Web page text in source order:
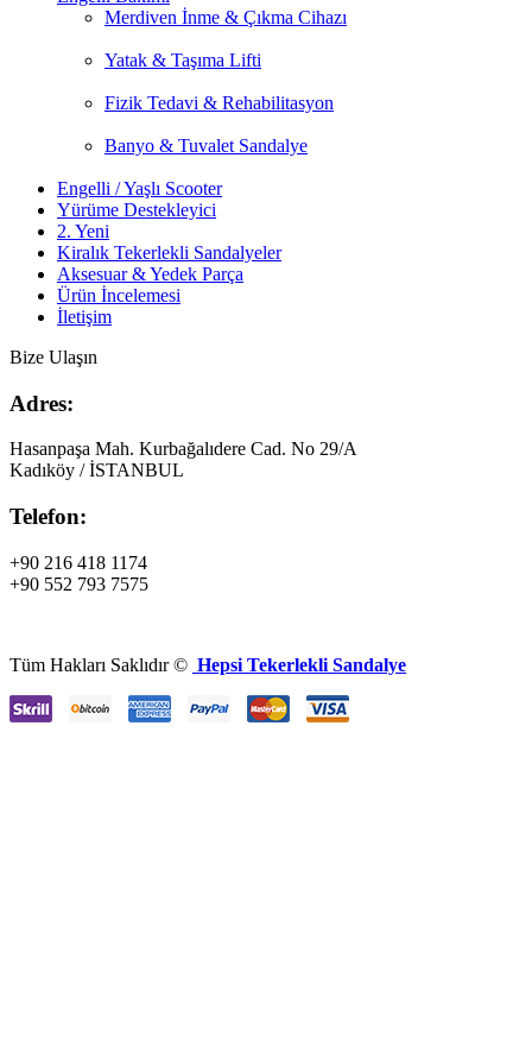
Merdiven İnme & Çıkma Cihazı
Yatak & Taşıma Lifti
Fizik Tedavi & Rehabilitasyon
Banyo & Tuvalet Sandalye
Engelli / Yaşlı Scooter
Yürüme Destekleyici
2. Yeni
Kiralık Tekerlekli Sandalyeler
Aksesuar & Yedek Parça
Ürün İncelemesi
İletişim
Bize Ulaşın
Adres:
Hasanpaşa Mah. Kurbağalıdere Cad. No 29/A
Kadıköy / İSTANBUL
Telefon:
+90 216 418 1174
+90 552 793 7575
Tüm Hakları Saklıdır © Hepsi Tekerlekli Sandalye